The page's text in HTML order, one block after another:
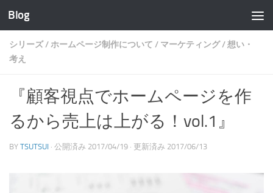
コンテンツへスキップ
Blog
シリーズ/ ホームページ制作について / マーケティング/想い・
考え
『顧客視点でホームページを作
るから売上は上がる！vol.1』
BY TSUTSUI · 公開済み 2017/04/19 · 更新済み 2017/06/13